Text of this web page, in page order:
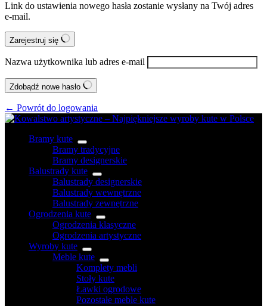
Link do ustawienia nowego hasła zostanie wysłany na Twój adres
e-mail.
Zarejestruj się
Nazwa użytkownika lub adres e-mail
Zdobądź nowe hasło
← Powrót do logowania
Bramy kute
Bramy tradycyjne
Bramy designerskie
Balustrady kute
Balustrady designerskie
Balustrady wewnętrzne
Balustrady zewnętrzne
Ogrodzenia kute
Ogrodzenia klasyczne
Ogrodzenia artystyczne
Wyroby kute
Meble kute
Komplety mebli
Stoły kute
Ławki ogrodowe
Pozostałe meble kute